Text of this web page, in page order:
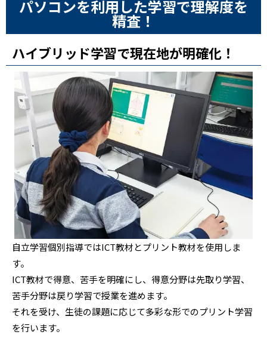
パソコンを利用した学習で理解度を
精査！
ハイブリッド学習で現在地が明確化！
自立学習個別指導ではICT教材とプリント教材を使用しま
す。
ICT教材で得意、苦手を明確にし、得意分野は先取り学習、
苦手分野は戻り学習で授業を進めます。
それを受け、生徒の課題に応じて多彩な形でのプリント学習
を行います。